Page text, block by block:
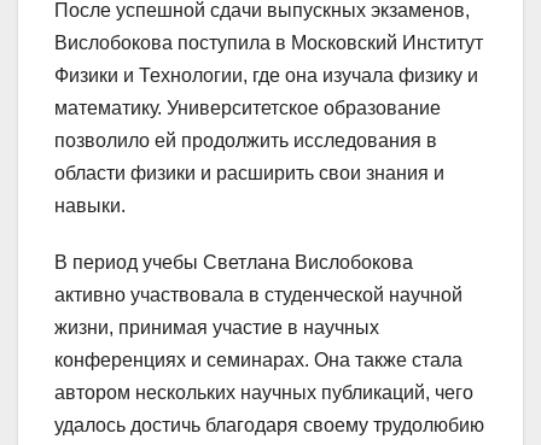
После успешной сдачи выпускных экзаменов,
Вислобокова поступила в Московский Институт
Физики и Технологии, где она изучала физику и
математику. Университетское образование
позволило ей продолжить исследования в
области физики и расширить свои знания и
навыки.
В период учебы Светлана Вислобокова
активно участвовала в студенческой научной
жизни, принимая участие в научных
конференциях и семинарах. Она также стала
автором нескольких научных публикаций, чего
удалось достичь благодаря своему трудолюбию